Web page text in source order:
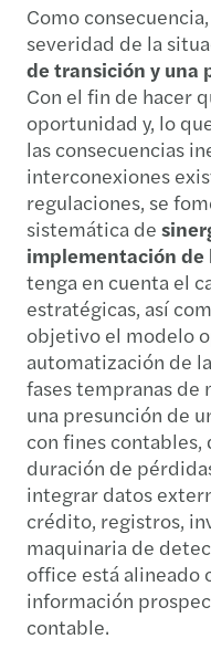
Como
severidad de la
de transición y una
Con el fin de hacer
oportunidad y, lo
las consecuencias
interconexiones
regulaciones, se
sistemática de
implementación de
tenga en cuenta el
estratégicas, así
objetivo el modelo
automatización de
fases tempranas
una presunción de
con fines
duración de
integrar datos
crédito, registros,
maquinaria de
office está alineado
información
contable.